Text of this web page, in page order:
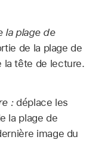
la plage de
de la plage de
la tête de lecture.
:déplace les
la plage de
image du